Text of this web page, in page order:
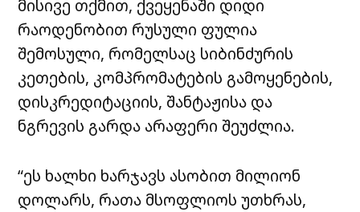
მისივე თქმით, ქვეყენაში დიდი
რაოდენობით რუსული ფულია
შემოსული, რომელსაც სიბინძურის
კეთების, კომპრომატების გამოყენების,
დისკრედიტაციის, შანტაჟისა და
ნგრევის გარდა არაფერი შეუძლია.
“ეს ხალხი ხარჯავს ასობით მილიონ
დოლარს, რათა მსოფლიოს უთხრას,